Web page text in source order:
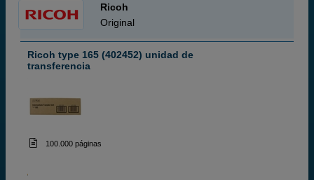
Ricoh
Original
Ricoh type 165 (402452) unidad de
transferencia
100.000 páginas